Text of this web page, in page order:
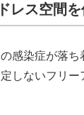
レス空間を
感染症が落
しないフリー